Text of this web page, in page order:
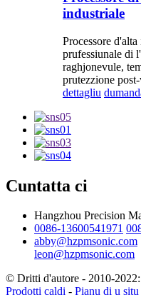
industriale
Processore
prufessiunale di
raghjonevule,
prutezzione
dettagliu
Cuntatta ci
Hangzhou Precision
0086-13600541971
abby@hzpmsonic.com
leon@hzpmsonic.com
© Dritti d'autore - 2010-
Prodotti caldi - Pianu di u situ